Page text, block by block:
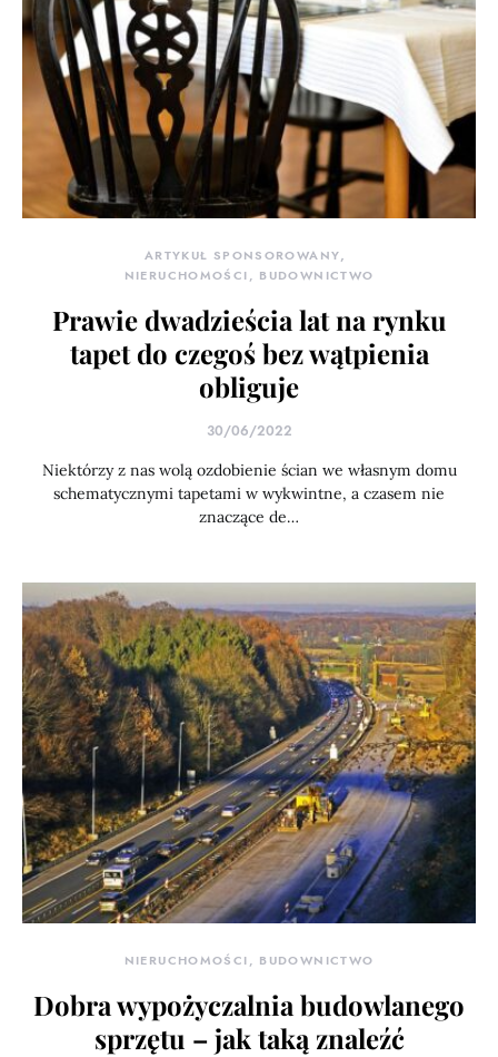
ARTYKUŁ SPONSOROWANY
NIERUCHOMOŚCI, BUDOWNICTWO
Prawie dwadzieścia lat na rynku
tapet do czegoś bez wątpienia
obliguje
30/06/2022
Niektórzy z nas wolą ozdobienie ścian we własnym domu
schematycznymi tapetami w wykwintne, a czasem nie
znaczące de…
NIERUCHOMOŚCI, BUDOWNICTWO
Dobra wypożyczalnia budowlanego
sprzętu – jak taką znaleźć